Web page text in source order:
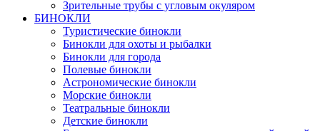
Зрительные трубы с угловым окуляром
БИНОКЛИ
Туристические бинокли
Бинокли для охоты и рыбалки
Бинокли для города
Полевые бинокли
Астрономические бинокли
Морские бинокли
Театральные бинокли
Детские бинокли